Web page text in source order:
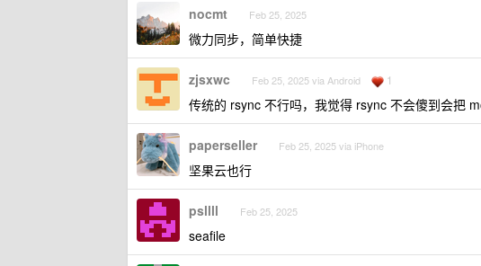
nocmt Feb 25, 2025
微力同步，简单快捷
zjsxwc Feb 25, 2025 via Android 1
传统的 rsync 不行吗，我觉得 rsync 不会傻到会把
paperseller Feb 25, 2025 via iPhone
坚果云也行
psllll Feb 25, 2025
seafile